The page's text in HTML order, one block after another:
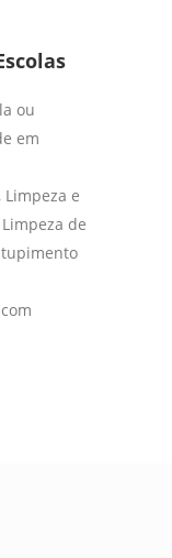
ou
em
e
de